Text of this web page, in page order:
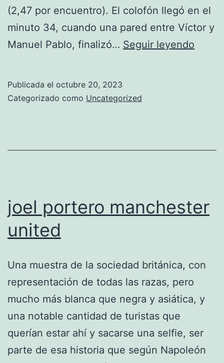
(2,47 por encuentro). El colofón llegó en el
minuto 34, cuando una pared entre Víctor y
Manuel Pablo, finalizó… Seguir leyendo
Publicada el octubre 20, 2023
Categorizado como Uncategorized
joel portero manchester
united
Una muestra de la sociedad británica, con
representación de todas las razas, pero
mucho más blanca que negra y asiática, y
una notable cantidad de turistas que
querían estar ahí y sacarse una selfie, ser
parte de esa historia que según Napoleón